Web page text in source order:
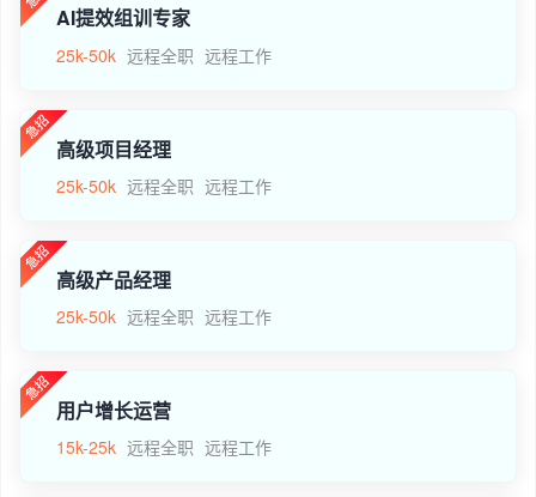
AI提效组训专家
25k-50k 远程全职 远程工作
高级项目经理
25k-50k 远程全职 远程工作
高级产品经理
25k-50k 远程全职 远程工作
用户增长运营
15k-25k 远程全职 远程工作